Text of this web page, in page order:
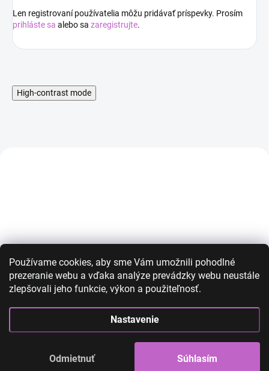
Používame cookies, aby sme Vám umožnili pohodlné
prezeranie webu a vďaka analýze prevádzky webu neustále
zlepšovali jeho funkcie, výkon a použiteľnosť.
Nastavenie
Odmietnuť Súhlasím
Len registrovaní používatelia môžu pridávať príspevky. Prosím
prihláste sa alebo sa zaregistrujte.
High-contrast mode
Rapunzel šaty - Na Vlásku
2
Rapunzel -
parochňa
11,38 € bez DPH